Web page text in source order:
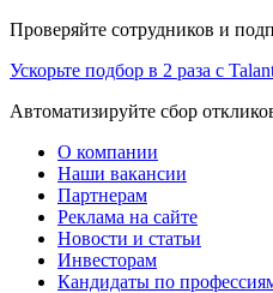
Проверяйте сотрудников и
Ускорьте подбор в 2 раза с
Автоматизируйте сбор
О компании
Наши вакансии
Партнерам
Реклама на сайте
Новости и статьи
Инвесторам
Кандидаты по